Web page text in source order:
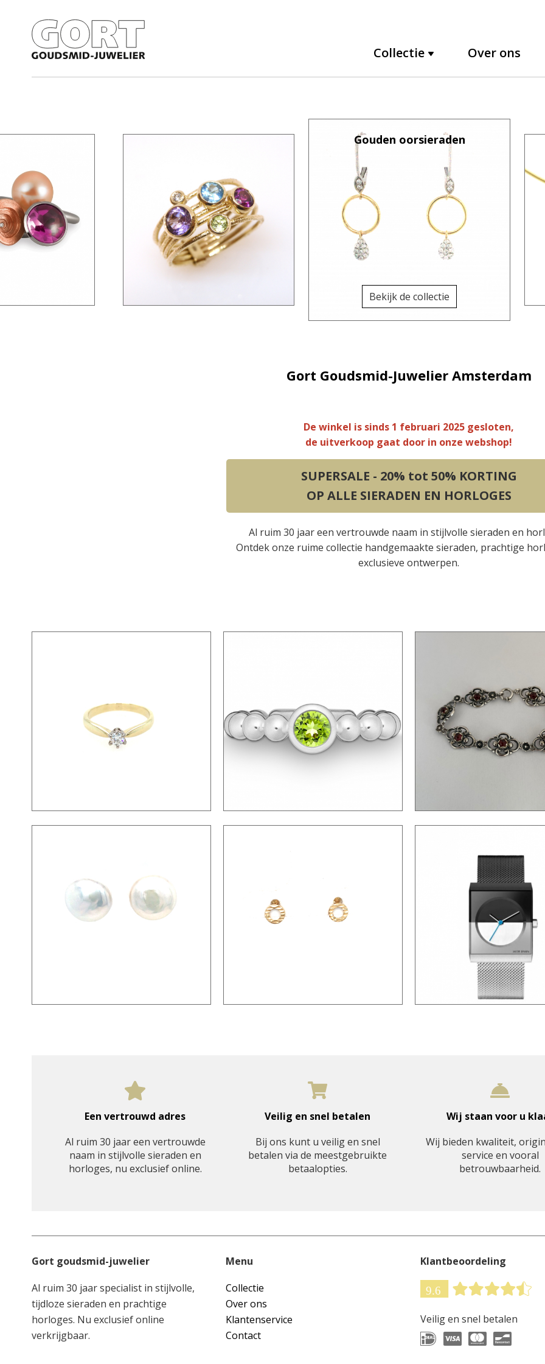
Collectie Over ons
Gouden oorsieraden
Bekijk de collectie
Gort Goudsmid-Juwelier Amsterdam
De winkel is sinds 1 februari 2025 gesloten,
de uitverkoop gaat door in onze webshop!
SUPERSALE - 20% tot 50% KORTING
OP ALLE SIERADEN EN HORLOGES
Al ruim 30 jaar een vertrouwde naam in stijlvolle sieraden en
Ontdek onze ruime collectie handgemaakte sieraden, prachtige
exclusieve ontwerpen.
Een vertrouwd adres
Al ruim 30 jaar een vertrouwde
naam in stijlvolle sieraden en
horloges, nu exclusief online.
Veilig en snel betalen
Bij ons kunt u veilig en snel
betalen via de meestgebruikte
betaalopties.
Wij staan voor u
Wij bieden kwaliteit,
service en vooral
betrouwbaarheid.
Gort goudsmid-juwelier
Al ruim 30 jaar specialist in stijlvolle,
tijdloze sieraden en prachtige
horloges. Nu exclusief online
verkrijgbaar.
Menu
Collectie
Over ons
Klantenservice
Contact
Klantbeoordeling
Veilig en snel betalen